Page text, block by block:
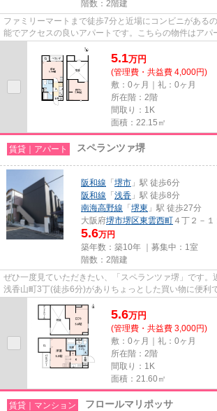
階数：2階建
ファミリーマートまで徒歩7分と近場にコンビニがある
能でアクセスの良いアパートです。こちらの物件はアパ
5.1万円
(管理費・共益費 4,000円)
敷：0ヶ月｜礼：0ヶ月
所在階：2階
間取り：1K
面積：22.15㎡
賃貸｜アパート スペランツァ堺
阪和線 「 堺市 」駅 徒歩6分
阪和線 「 浅香 」駅 徒歩8分
南海高野線 「 堺東 」駅 徒歩27分
大阪府堺市堺区東雲西町 ４丁２－１
5.6万円
築年数：築10年 ｜募集中： 1室
階数：2階建
ぜひ一度見ていただきたい、「スペランツァ堺」です。
浅香山町3丁(徒歩6分)がありちょっとした買い物に便利
5.6万円
(管理費・共益費 3,000円)
敷：0ヶ月｜礼：0ヶ月
所在階：2階
間取り：1K
面積：21.60㎡
賃貸｜マンション フロールマリポッサ